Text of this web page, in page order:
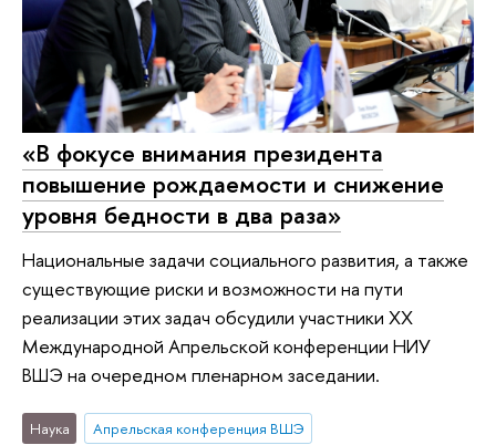
«В фокусе внимания президента
повышение рождаемости и снижение
уровня бедности в два раза»
Национальные задачи социального развития, а также
существующие риски и возможности на пути
реализации этих задач обсудили участники ХХ
Международной Апрельской конференции НИУ
ВШЭ на очередном пленарном заседании.
Наука
Апрельская конференция ВШЭ